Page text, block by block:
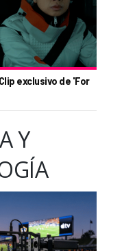
exclusivo de 'For
Y